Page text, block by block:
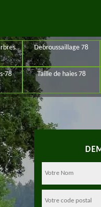
Debroussaillage 78
78 Taille de haies 78